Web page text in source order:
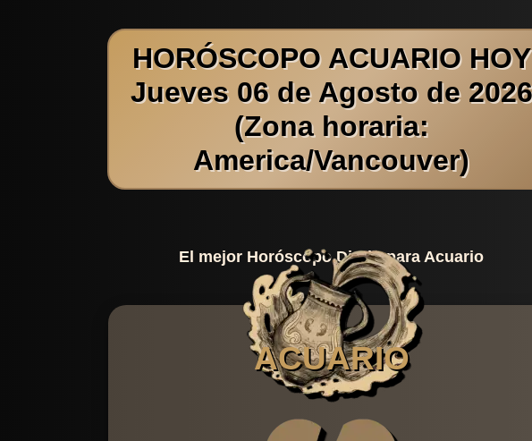
HORÓSCOPO ACUARIO HOY
Jueves 06 de Agosto de 2026
(Zona horaria:
America/Vancouver)
El mejor Horóscopo Diario para Acuario
ACUARIO